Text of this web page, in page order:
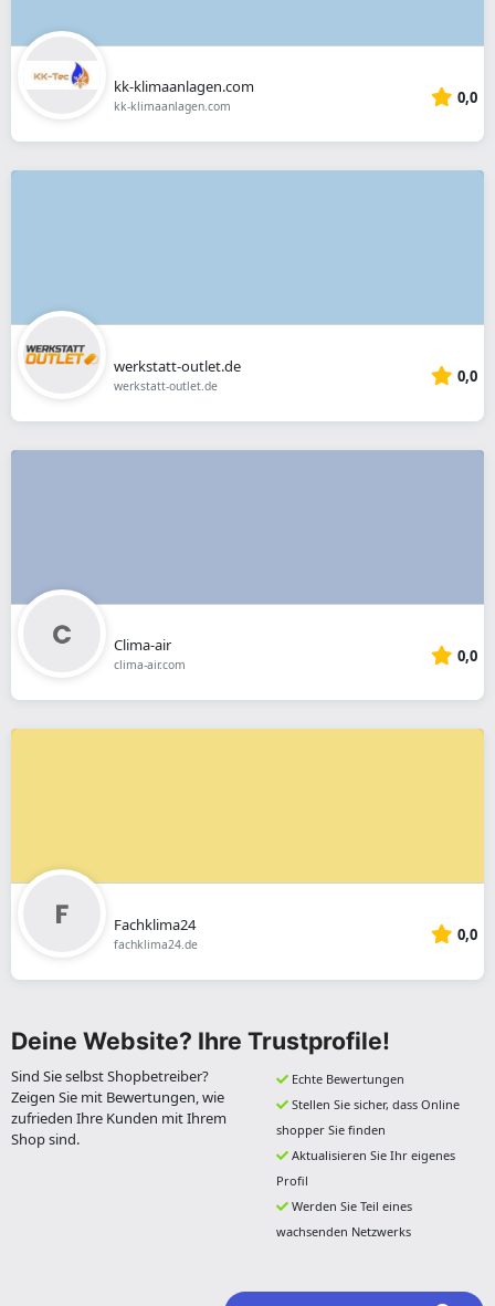
kk-klimaanlagen.com
kk-klimaanlagen.com 0,0
werkstatt-outlet.de
werkstatt-outlet.de 0,0
Clima-air
clima-air.com 0,0
Fachklima24
fachklima24.de 0,0
Deine Website? Ihre Trustprofile!
Sind Sie selbst Shopbetreiber?
Zeigen Sie mit Bewertungen, wie
zufrieden Ihre Kunden mit Ihrem
Shop sind.
Echte Bewertungen
Stellen Sie sicher, dass Online
shopper Sie finden
Aktualisieren Sie Ihr eigenes
Profil
Werden Sie Teil eines
wachsenden Netzwerks